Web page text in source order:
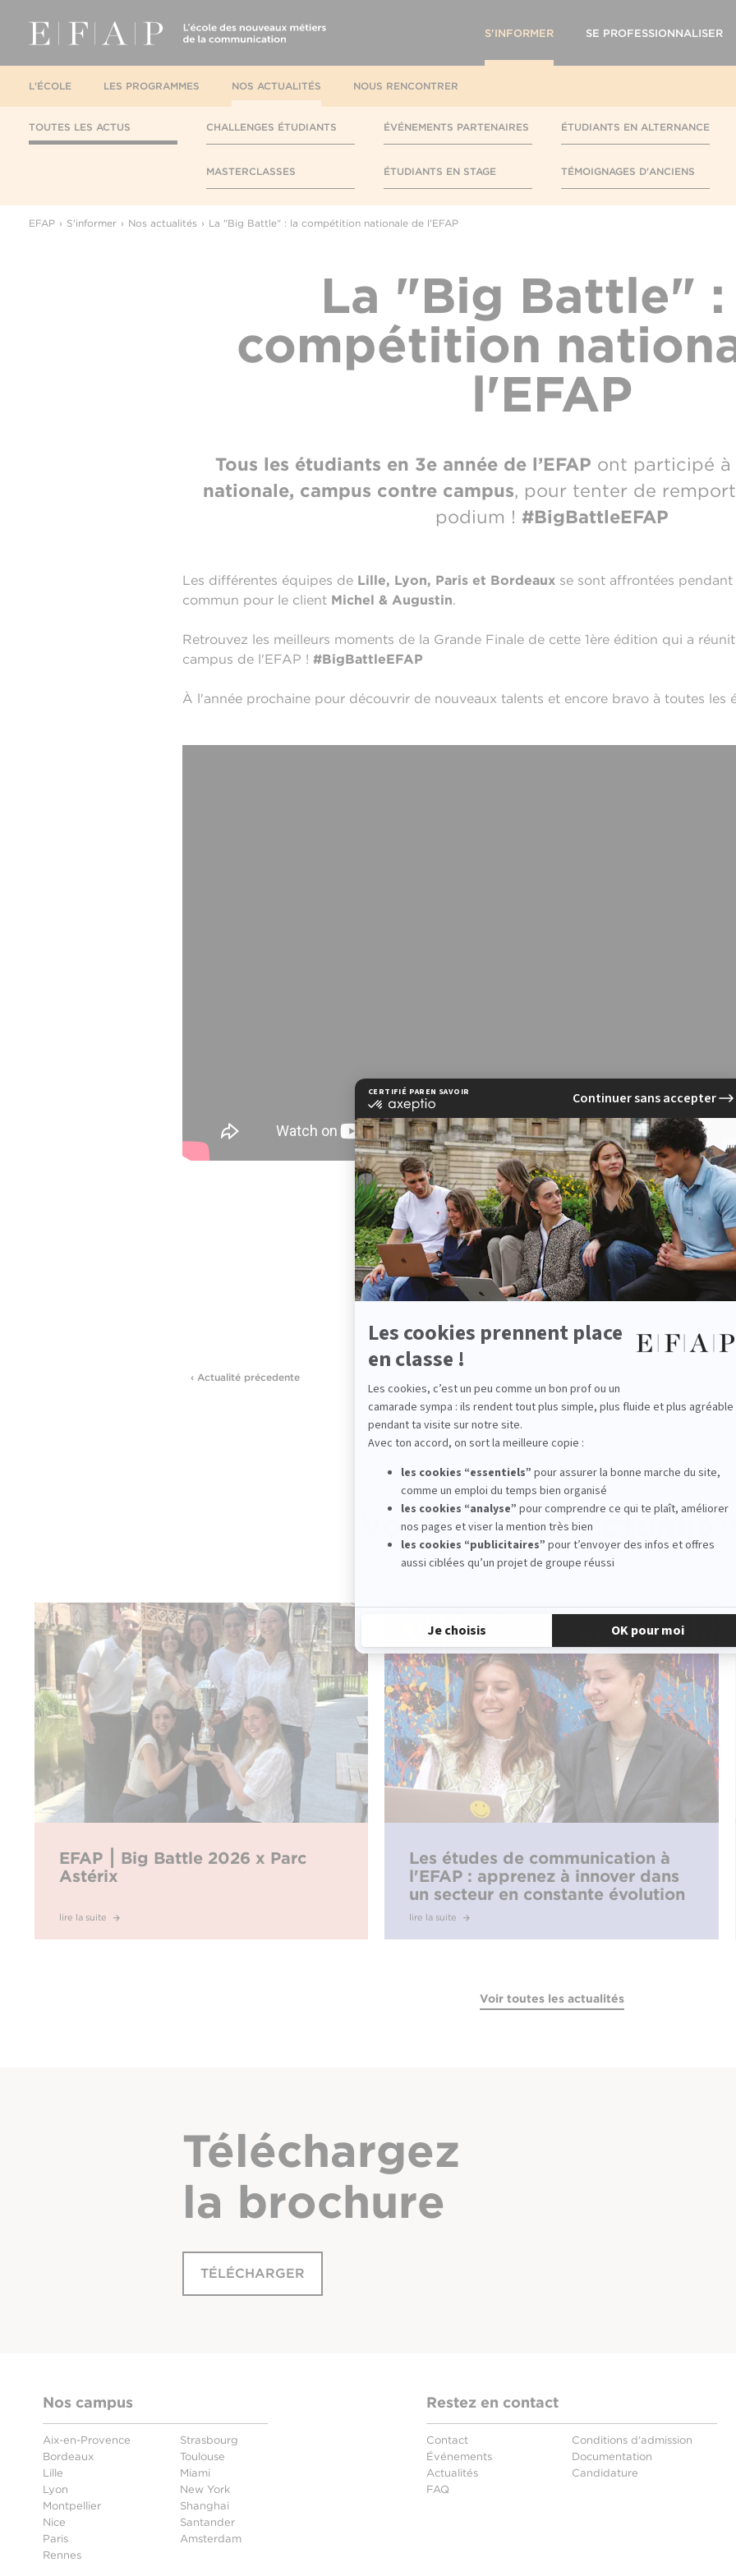
S'INFORMER SE PROFESSIONNALISER
L'ÉCOLE LES PROGRAMMES NOS ACTUALITÉS NOUS RENCONTRER
TOUTES LES ACTUS CHALLENGES ÉTUDIANTS
MASTERCLASSES
ÉVÉNEMENTS PARTENAIRES
ÉTUDIANTS EN STAGE
ÉTUDIANTS EN ALTERNANCE
TÉMOIGNAGES D'ANCIENS
EFAP S'informer Nos actualités La "Big Battle" : la compétition nationale de l'EFAP
La "Big Battle" :
compétition
l'EFAP
Tous les étudiants en 3e année de l’EFAP ont participé à
nationale, campus contre campus, pour tenter de
podium ! #BigBattleEFAP
Les différentes équipes de Lille, Lyon, Paris et Bordeaux se sont affrontées
commun pour le client Michel & Augustin.
Retrouvez les meilleurs moments de la Grande Finale de cette 1ère édition qui a
campus de l'EFAP ! #BigBattleEFAP
À l'année prochaine pour découvrir de nouveaux talents et encore bravo à toutes les
‹ Actualité précedente
Voir d'autres
EFAP ⎮ Big Battle 2026 x Parc
Astérix
lire la suite
Les études de communication à
l'EFAP : apprenez à innover dans
un secteur en constante évolution
lire la suite
Voir toutes les actualités
Téléchargez
la brochure
TÉLÉCHARGER
Nos campus
Aix-en-Provence
Bordeaux
Lille
Lyon
Montpellier
Nice
Paris
Rennes
Strasbourg
Toulouse
Miami
New York
Shanghai
Santander
Amsterdam
Restez en contact
Contact
Événements
Actualités
FAQ
Conditions d'admission
Documentation
Candidature